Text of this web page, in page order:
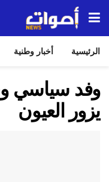
الرئيسية أخبار وطنية
وفد سياسي
يزور العيون